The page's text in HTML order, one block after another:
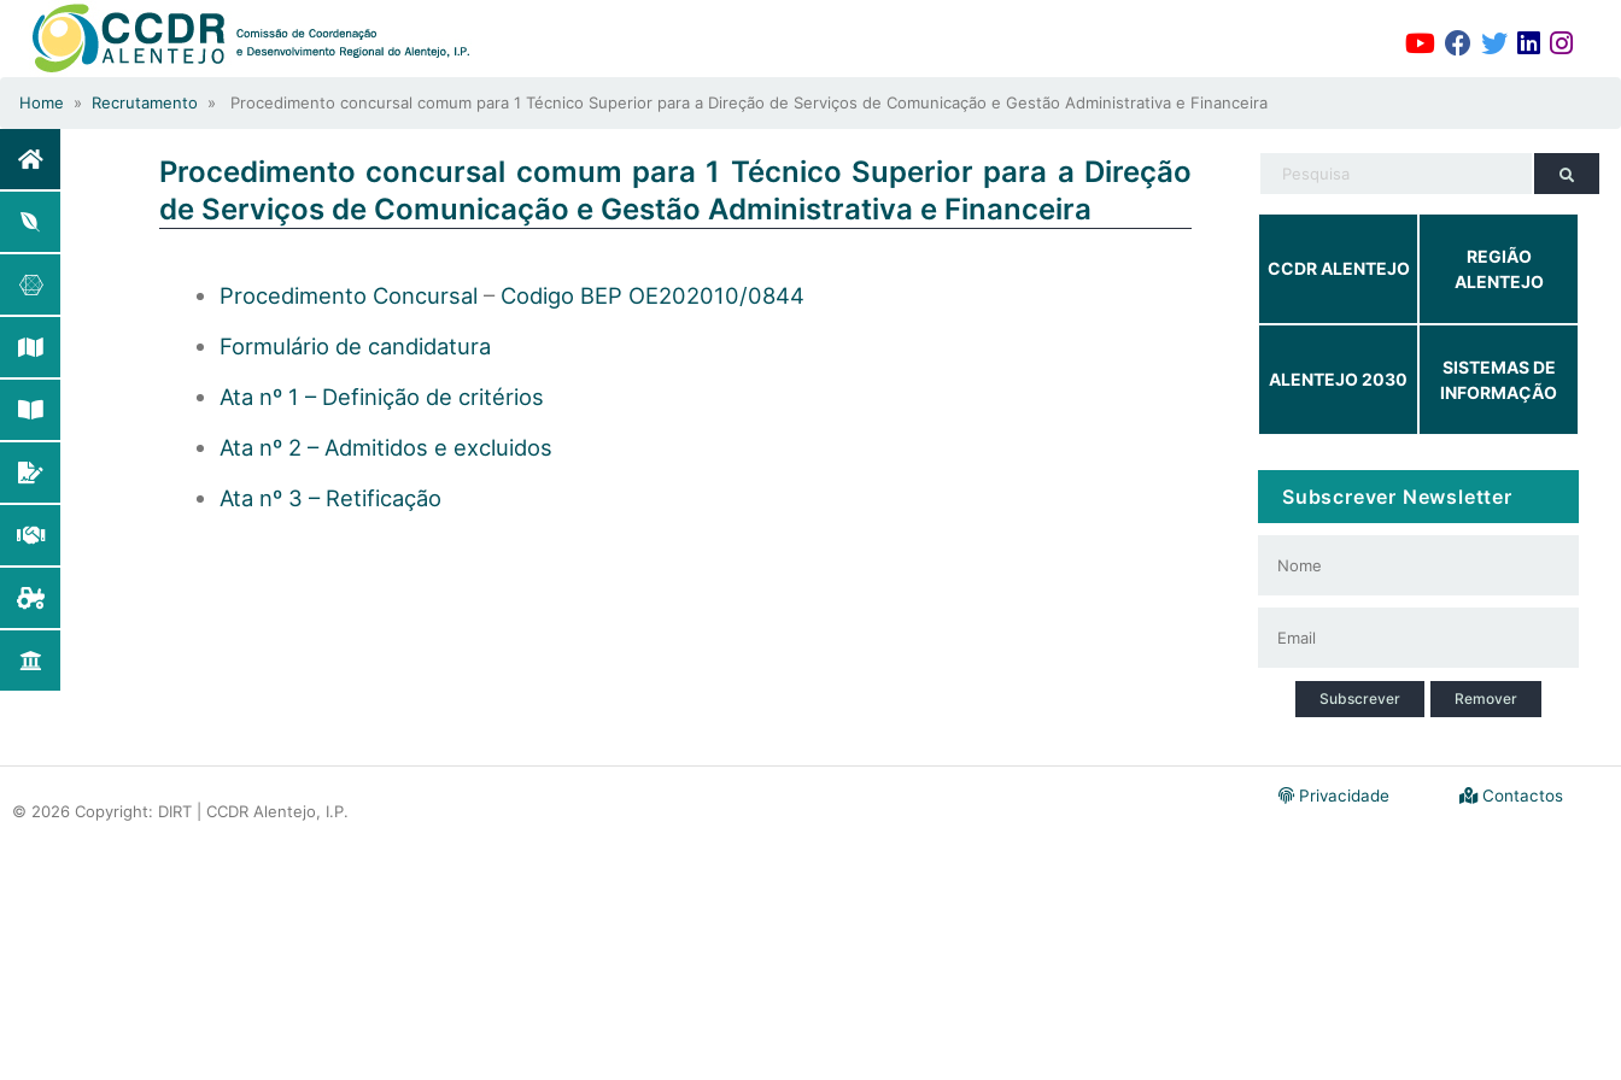
Home » Recrutamento » Procedimento concursal comum para 1 Técnico Superior para a Direção de Serviços de Comunicação e Gestão Administrativa e Financeira
Procedimento concursal comum para 1 Técnico Superior para a Direção
de Serviços de Comunicação e Gestão Administrativa e Financeira
Procedimento Concursal – Codigo BEP OE202010/0844
Formulário de candidatura
Ata nº 1 – Definição de critérios
Ata nº 2 – Admitidos e excluidos
Ata nº 3 – Retificação
CCDR ALENTEJO
REGIÃO
ALENTEJO
ALENTEJO 2030
SISTEMAS DE
INFORMAÇÃO
Subscrever Newsletter
Subscrever Remover
© 2026 Copyright: DIRT | CCDR Alentejo, I.P.
Contactos
Privacidade